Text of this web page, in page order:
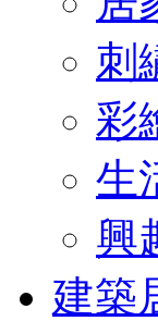
刺
彩
生
興
建築